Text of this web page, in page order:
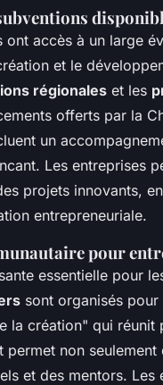
ont accès à un large
et le
régionales et les
offerts par la
un
Les entreprises
projets innovants,
entrepreneuriale.
pour
essentielle pour
sont organisés
la création" qui
non
et des mentors. Les